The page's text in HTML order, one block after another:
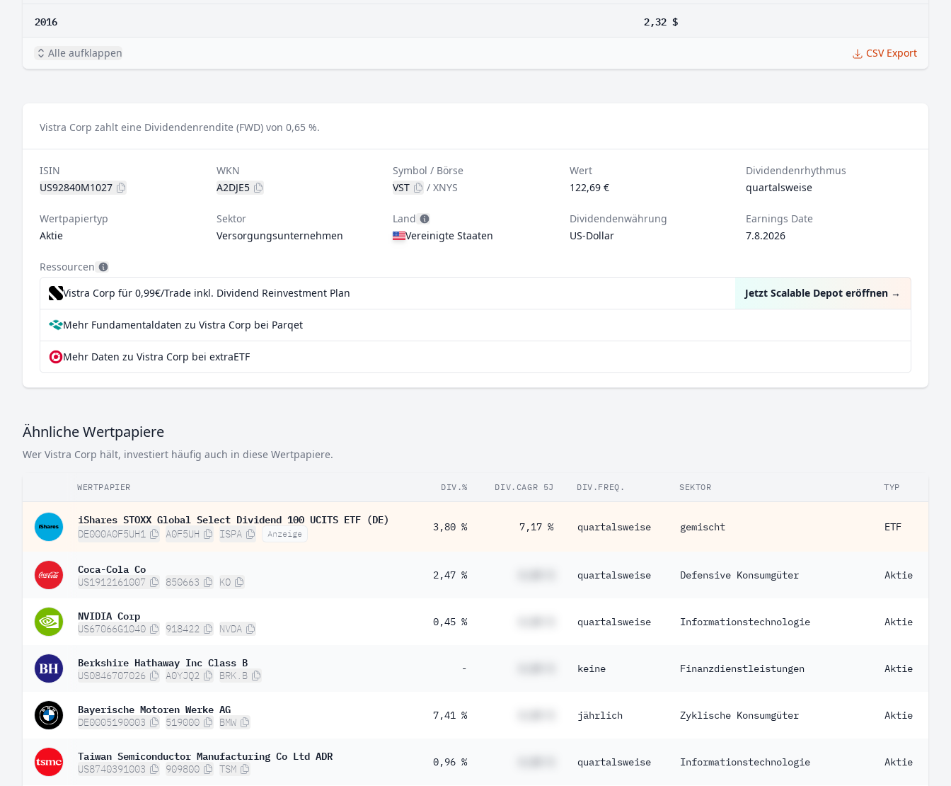
2016 2,32 $
Alle aufklappen CSV Export
Vistra Corp zahlt eine Dividendenrendite (FWD) von 0,65 %.
ISIN
US92840M1027
WKN
A2DJE5
Symbol / Börse
VST
/XNYS
Wert
122,69 €
Dividendenrhythmus
quartalsweise
Wertpapiertyp
Aktie
Sektor
Versorgungsunternehmen
Land
Vereinigte Staaten
Dividendenwährung
US-Dollar
Earnings Date
7.8.2026
Ressourcen
Vistra Corp für 0,99€/Trade inkl. Dividend Reinvestment Plan
Jetzt Scalable Depot eröffnen →
Mehr Fundamentaldaten zu Vistra Corp bei Parqet
Mehr Daten zu Vistra Corp bei extraETF
Ähnliche Wertpapiere
Wer Vistra Corp hält, investiert häufig auch in diese Wertpapiere.
WERTPAPIER DIV.% DIV.CAGR 5J DIV.FREQ. SEKTOR TYP
iShares STOXX Global Select Dividend 100 UCITS ETF (DE)
DE000A0F5UH1 A0F5UH ISPA Anzeige
3,80 % 7,17 % quartalsweise gemischt ETF
Coca-Cola Co
US1912161007 850663 KO
2,47 % quartalsweise Defensive Konsumgüter Aktie
NVIDIA Corp
US67066G1040 918422 NVDA
0,45 % quartalsweise Informationstechnologie Aktie
Berkshire Hathaway Inc Class B
US0846707026 A0YJQ2 BRK.B
- keine Finanzdienstleistungen Aktie
Bayerische Motoren Werke AG
DE0005190003 519000 BMW
7,41 % jährlich Zyklische Konsumgüter Aktie
Taiwan Semiconductor Manufacturing Co Ltd ADR
US8740391003 909800 TSM
0,96 % quartalsweise Informationstechnologie Aktie